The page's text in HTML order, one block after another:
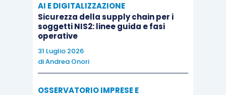
AI E DIGITALIZZAZIONE
Sicurezza della supply chain per i
soggetti NIS2: linee guida e fasi
operative
31 Luglio 2026
diAndrea Onori
OSSERVATORIO IMPRESE E